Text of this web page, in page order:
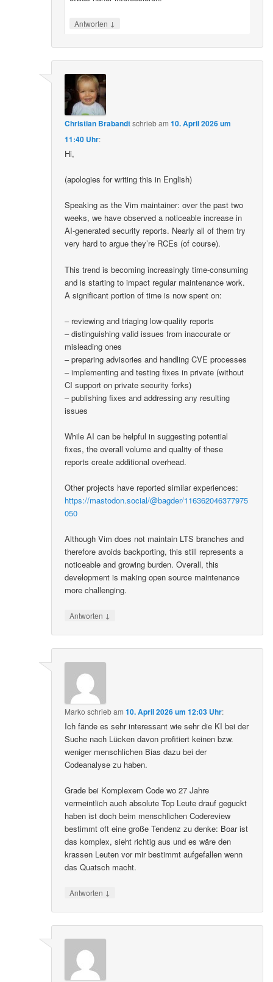
Antworten ↓
Christian Brabandtschriebam10. April 2026 um
11:40 Uhr:
Hi,
(apologies for writing this in English)
Speaking as the Vim maintainer: over the past two
weeks, we have observed a noticeable increase in
AI-generated security reports. Nearly all of them try
very hard to argue they’re RCEs (of course).
This trend is becoming increasingly time-consuming
and is starting to impact regular maintenance work.
A significant portion of time is now spent on:
– reviewing and triaging low-quality reports
– distinguishing valid issues from inaccurate or
misleading ones
– preparing advisories and handling CVE processes
– implementing and testing fixes in private (without
CI support on private security forks)
– publishing fixes and addressing any resulting
issues
While AI can be helpful in suggesting potential
fixes, the overall volume and quality of these
reports create additional overhead.
Other projects have reported similar experiences:
https://mastodon.social/@bagder/116362046377975
050
Although Vim does not maintain LTS branches and
therefore avoids backporting, this still represents a
noticeable and growing burden. Overall, this
development is making open source maintenance
more challenging.
Antworten ↓
Marko schriebam10. April 2026 um 12:03 Uhr:
Ich fände es sehr interessant wie sehr die KI bei der
Suche nach Lücken davon profitiert keinen bzw.
weniger menschlichen Bias dazu bei der
Codeanalyse zu haben.
Grade bei Komplexem Code wo 27 Jahre
vermeintlich auch absolute Top Leute drauf geguckt
haben ist doch beim menschlichen Codereview
bestimmt oft eine große Tendenz zu denke: Boar ist
das komplex, sieht richtig aus und es wäre den
krassen Leuten vor mir bestimmt aufgefallen wenn
das Quatsch macht.
Antworten ↓